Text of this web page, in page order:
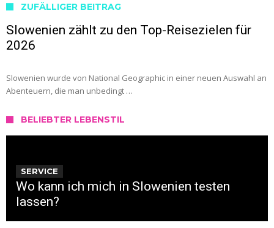
ZUFÄLLIGER BEITRAG
Slowenien zählt zu den Top-Reisezielen für
2026
Slowenien wurde von National Geographic in einer neuen Auswahl an
Abenteuern, die man unbedingt …
BELIEBTER LEBENSTIL
SERVICE
Wo kann ich mich in Slowenien testen
lassen?